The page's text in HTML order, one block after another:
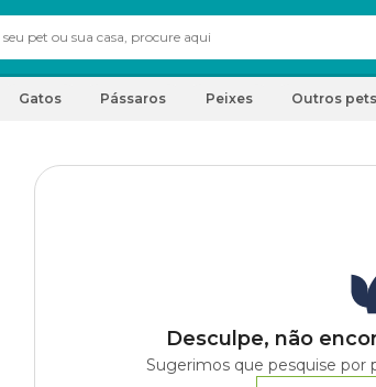
Gatos Pássaros Peixes Outros pets
Desculpe, não
Sugerimos que pesquise por